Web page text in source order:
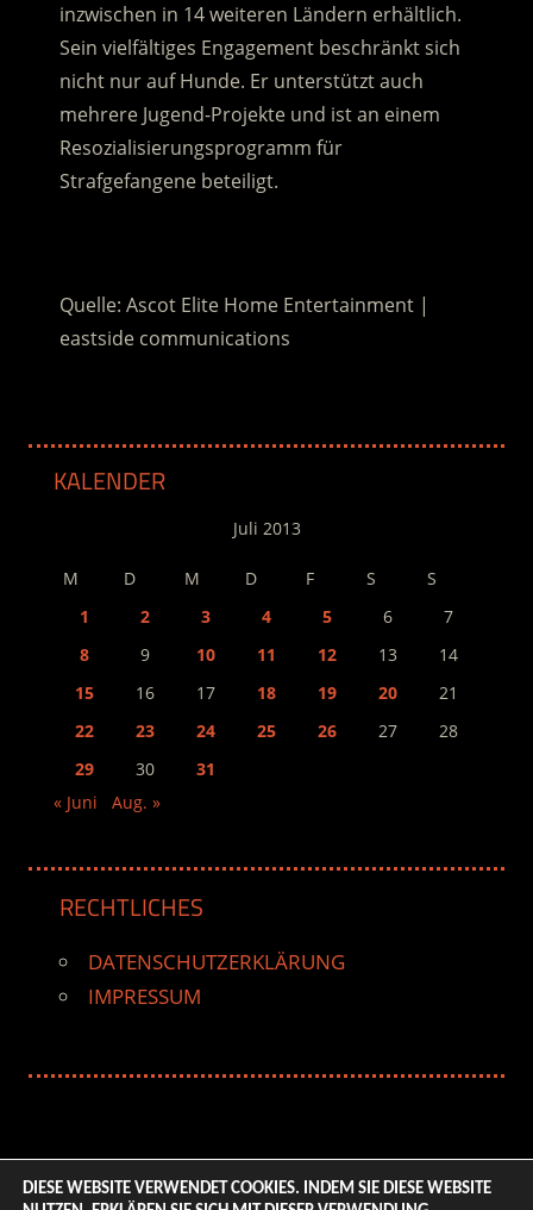
inzwischen in 14 weiteren Ländern erhältlich.
Sein vielfältiges Engagement beschränkt sich
nicht nur auf Hunde. Er unterstützt auch
mehrere Jugend-Projekte und ist an einem
Resozialisierungsprogramm für
Strafgefangene beteiligt.
Quelle: Ascot Elite Home Entertainment |
eastside communications
KALENDER
Juli 2013
M D M D F S
S
1
2 3 4 5 6
7
8
9 10 11 12 13
14
15
16 17 18 19 20
21
22
23 24 25 26 27
28
29
30
31
« Juni
Aug. »
RECHTLICHES
DATENSCHUTZERKLÄRUNG
IMPRESSUM
DIESE WEBSITE VERWENDET COOKIES. INDEM SIE DIESE WEBSITE